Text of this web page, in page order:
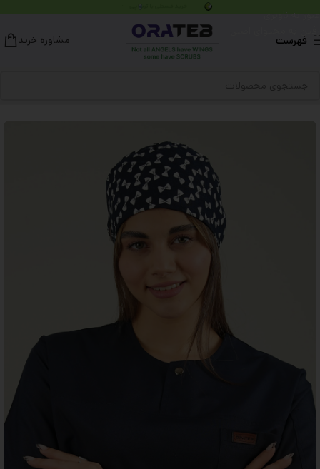
عبور به ناوبری
فهرست مشاوره خرید